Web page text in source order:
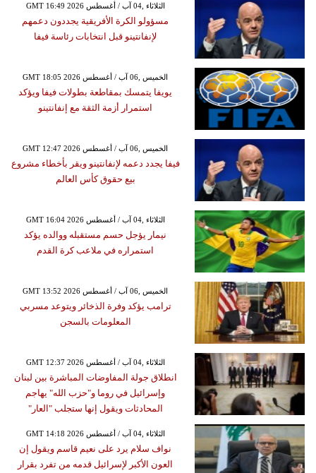
GMT 16:49 2026 الثلاثاء ,04 آب / أغسطس
مسؤولو الكرة الأفريقية يجددون دعمهم
لإنفانتينو قبل انتخابات رئاسة فيفا
GMT 18:05 2026 الخميس ,06 آب / أغسطس
يويفا يتمسك بمقاطعة بطولات فيفا ويؤكد
استمرار أزمة الثقة مع إنفانتينو
GMT 12:47 2026 الخميس ,06 آب / أغسطس
فيفا يجدد دعمه لإنفانتينو ويقر بأخطاء مشروع
بيع حقوق كأس العالم
GMT 16:04 2026 الثلاثاء ,04 آب / أغسطس
نيمار يؤجل حسم مستقبله ووالده يؤكد
استمراره في ملاعب كرة القدم
GMT 13:52 2026 الخميس ,06 آب / أغسطس
ترامب يؤكد وفرة الذخائر ويتوعد مسربي
المعلومات بالسجن
GMT 12:37 2026 الثلاثاء ,04 آب / أغسطس
انطلاق جولة المفاوضات المباشرة بين لبنان
وإسرائيل في روما و"حزب الله" يهاجم
المحادثات ويقول إنها ستجلب "العار"
GMT 14:18 2026 الثلاثاء ,04 آب / أغسطس
نواف سلام يرد على نعيم قاسم ويقول إن
العون الأكبر لإسرائيل قدمه من تفرد بقرار